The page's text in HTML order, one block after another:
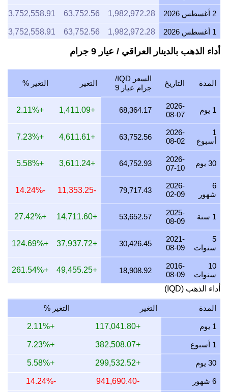
2 أغسطس 2026 1,982,972.28
63,752.56
63,752,558.91
1 أغسطس 2026 1,982,972.28
63,752.56
63,752,558.91
31 يوليو 2026 1,989,948.77
63,976.85
30 يوليو 2026 2,013,540.44
64,735.33
64,735,325.03
29 يوليو 2026 1,988,866.40
63,942.05
63,942,054.66
63,679.42
63,679,422.68
27 يوليو 2026 2,005,102.04
26 يوليو 2026 1,989,512.28
63,962.82
63,962,819.96
25 يوليو 2026 1,989,512.28
63,962.82
63,962,819.96
24 يوليو 2026 1,996,341.52
23 يوليو 2026 1,989,147.39
63,951.09
22 يوليو 2026 2,038,171.46
65,527.21
65,527,212.37
21 يوليو 2026 1,997,031.95
20 يوليو 2026
19 يوليو 2026 1,970,516.97
63,352.12
63,352,120.63
18 يوليو 2026
17 يوليو 2026 1,972,339.97
63,410.73
63,410,729.89
16 يوليو 2026 1,957,171.31
62,923.06
62,923,057.77
15 يوليو 2026 1,996,708.62
64,194.18
64,194,182.24
14 يوليو 2026 1,996,618.20
64,191.28
64,191,275.07
13 يوليو 2026 1,966,482.11
63,222.40
63,222,399.77
أداء الذهب بالدينار العراقي / عيار 9 جرام
المدة التاريخ
السعر IQD/
جرام عيار 9
التغير التغير %
1 يوم
2026-
08-07
68,364.17
+1,411.09
+2.11%
1
أسبوع
2026-
08-02
63,752.56
+4,611.61
+7.23%
30 يوم
2026-
07-10
64,752.93
+3,611.24
+5.58%
6
شهور
2026-
02-09
79,717.43
-11,353.25
-14.24%
1 سنة
2025-
08-09
53,652.57
+14,711.60
+27.42%
5
سنوات
2021-
08-09
30,426.45
+37,937.72
+124.69%
10
سنوات
2016-
08-09
18,908.92
+49,455.25
+261.54%
أداء الذهب (IQD)
المدة التغير التغير %
1 يوم +117,041.80
+2.11%
1 أسبوع +382,508.07
+7.23%
30 يوم +299,532.52
+5.58%
6 شهور -941,690.40
-14.24%